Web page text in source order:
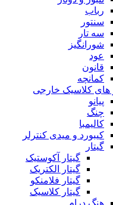
رباب
سنتور
سه تار
شورانگیز
عود
قانون
کمانچه
های کلاسیک خارجی
پیانو
چنگ
کالیمبا
کیبورد و میدی کنترلر
گیتار
گیتار آکوستیک
گیتار الکتریک
گیتار فلامنکو
گیتار کلاسیک